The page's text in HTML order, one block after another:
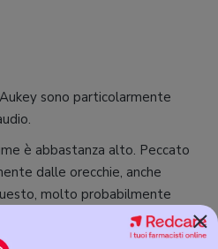
sono particolarmente
è abbastanza alto. Peccato
dalle orecchie, anche
molto probabilmente
dell'orecchio, dunque non è un
hanno una buona
×